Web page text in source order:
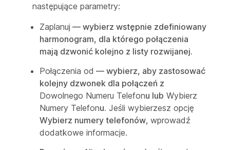
następujące parametry:
Zaplanuj — wybierz wstępnie zdefiniowany
harmonogram, dla którego połączenia
mają dzwonić kolejno z listy rozwijanej.
Połączenia od — wybierz, aby zastosować
kolejny dzwonek dla połączeń z
Dowolnego Numeru Telefonu lub Wybierz
Numery Telefonu. Jeśli wybierzesz opcję
Wybierz numery telefonów, wprowadź
dodatkowe informacje.